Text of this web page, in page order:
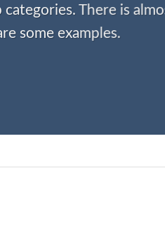
There is
some examples.